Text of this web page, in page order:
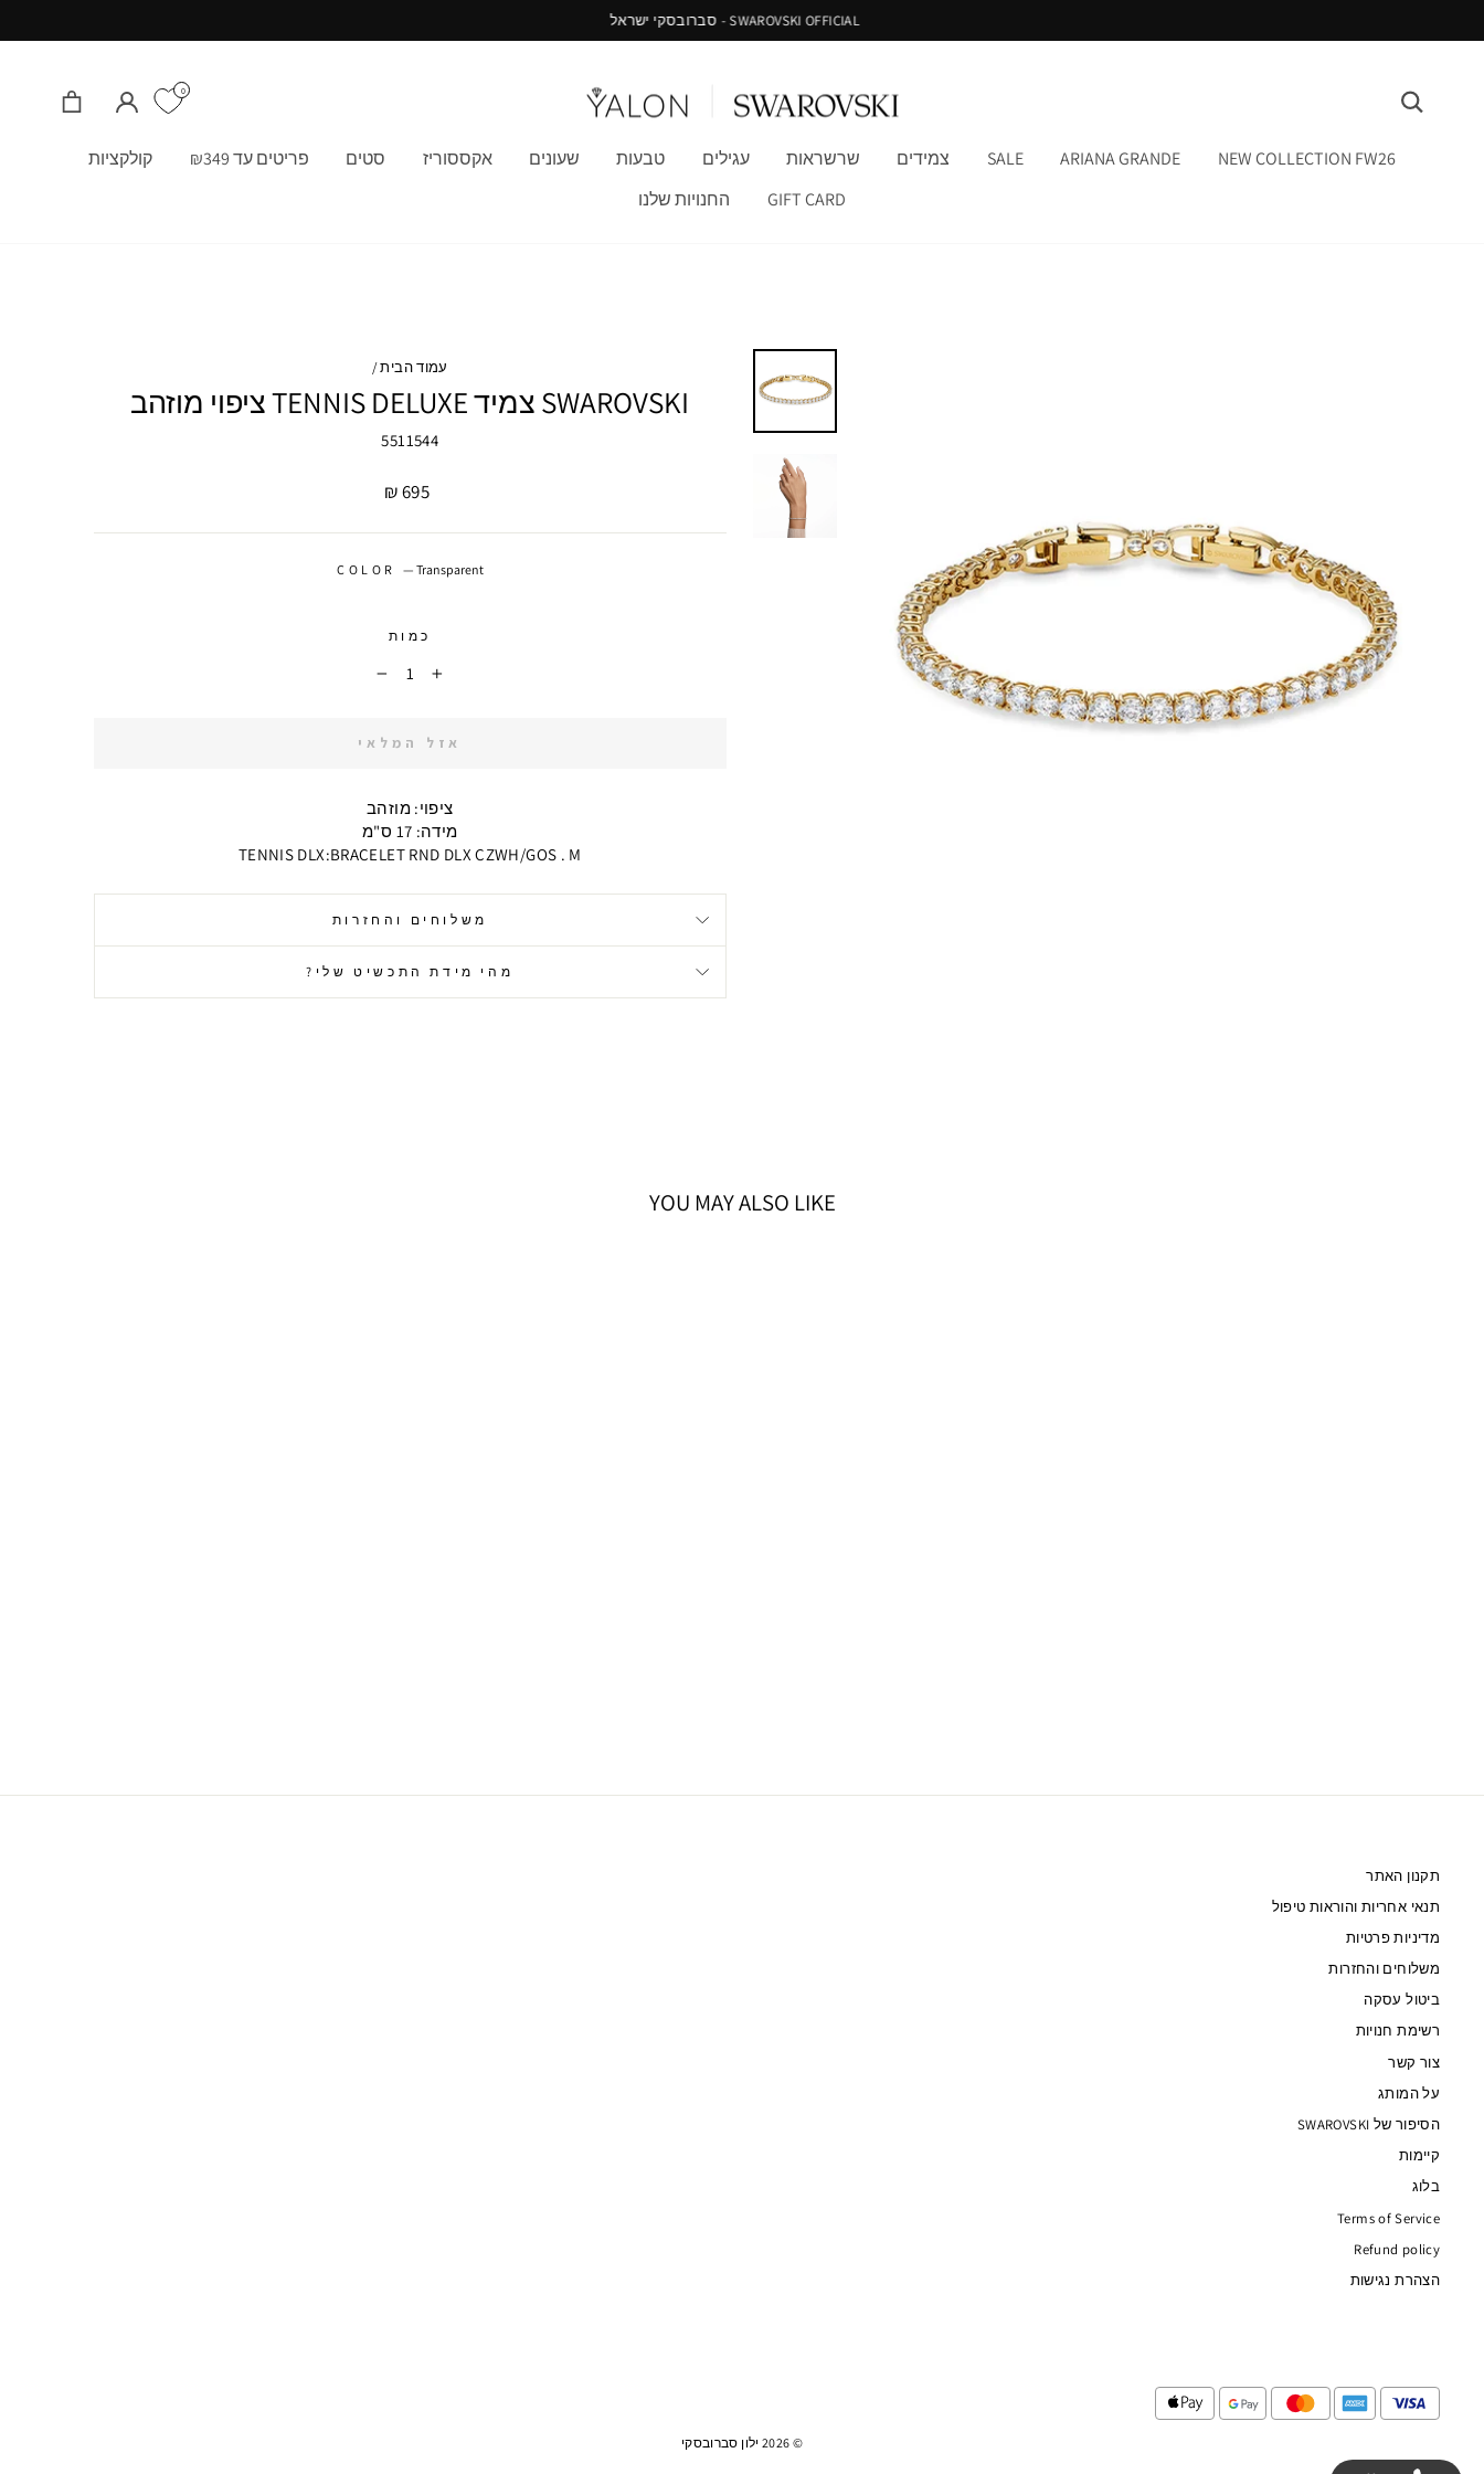
SWAROVSKI OFFICIAL - סברובסקי ישראל
חיפוש 0 התחבר/י
NEW COLLECTION FW26
ARIANA GRANDE
SALE צמידים שרשראות עגילים טבעות שעונים אקססוריז סטים פריטים עד ₪349
קולקציות
GIFT CARD
החנויות שלנו
עמוד הבית/
SWAROVSKI צמיד TENNIS DELUXE ציפוי מוזהב
5511544
מחיר
695 ₪
COLOR — Transparent
כמות
+
אזל המלאי
ציפוי: מוזהב
מידה: 17 ס"מ
TENNIS DLX:BRACELET RND DLX CZWH/GOS . M
משלוחים והחזרות
מהי מידת התכשיט שלי?
YOU MAY ALSO LIKE
תקנון האתר
תנאי אחריות והוראות טיפול
מדיניות פרטיות
משלוחים והחזרות
ביטול עסקה
רשימת חנויות
צור קשר
על המותג
הסיפור של SWAROVSKI
קיימות
בלוג
Terms of Service
Refund policy
הצהרת נגישות
© 2026 ילון סברובסקי